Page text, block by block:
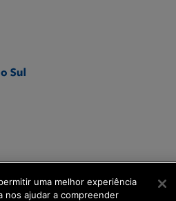
uma melhor experiência
nos ajudar a compreender